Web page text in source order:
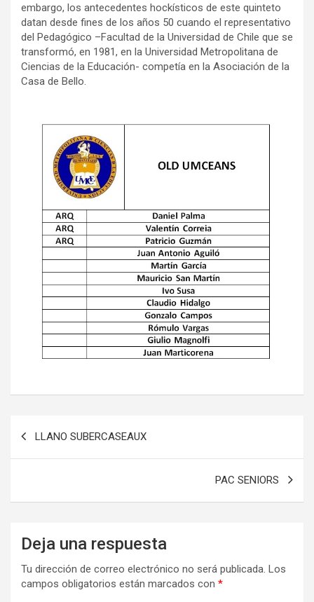
embargo, los antecedentes hockísticos de este quinteto
datan desde fines de los años 50 cuando el representativo
del Pedagógico –Facultad de la Universidad de Chile que se
transformó, en 1981, en la Universidad Metropolitana de
Ciencias de la Educación- competía en la Asociación de la
Casa de Bello.
LLANO SUBERCASEAUX
PAC SENIORS
Deja una respuesta
Tu dirección de correo electrónico no será publicada. Los
campos obligatorios están marcados con *